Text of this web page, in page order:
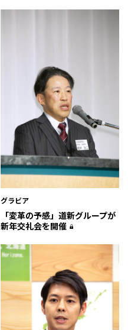
グラビア
「変革の予感」――道新グループが
新年交礼会を開催